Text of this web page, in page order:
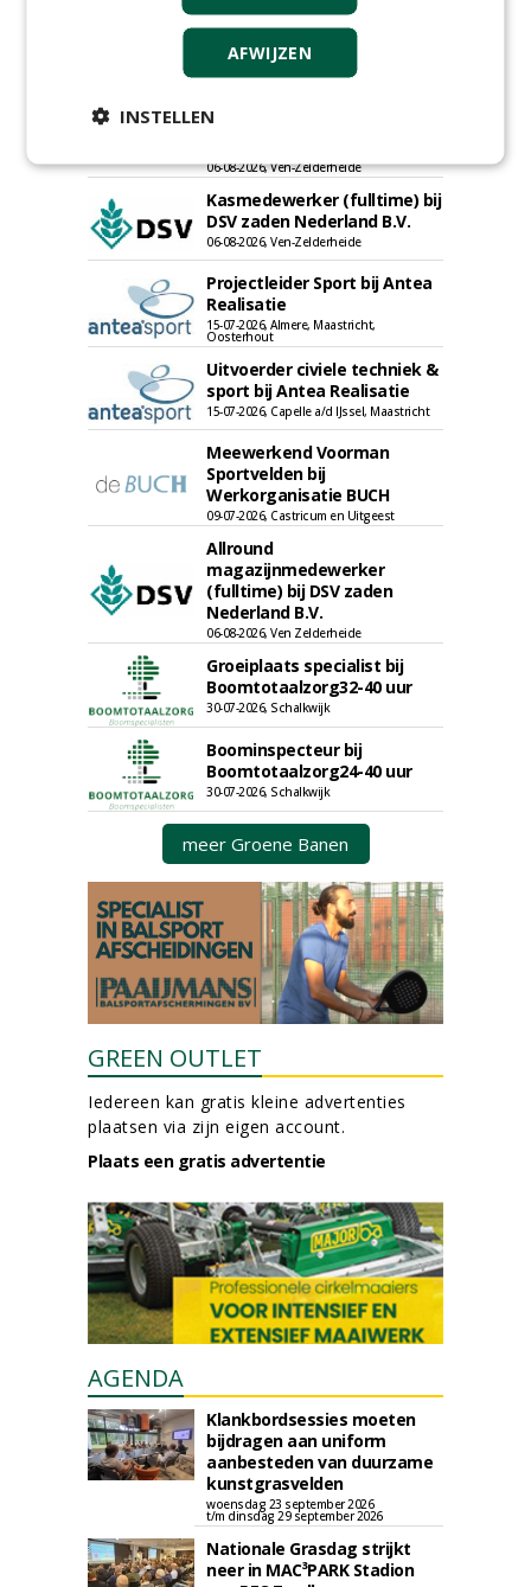
Proefveldmedewerker/
landbouwmachines bij DSV
06-08-2026, Ven-Zelderheide
Kasmedewerker (fulltime) bij
DSV zaden Nederland B.V.
06-08-2026, Ven-Zelderheide
Projectleider Sport bij Antea
Realisatie
15-07-2026, Almere, Maastricht,
Oosterhout
Uitvoerder civiele techniek &
sport bij Antea Realisatie
15-07-2026, Capelle a/d IJssel, Maastricht
Meewerkend Voorman
Sportvelden bij
Werkorganisatie BUCH
09-07-2026, Castricum en Uitgeest
Allround
magazijnmedewerker
(fulltime) bij DSV zaden
Nederland B.V.
06-08-2026, Ven Zelderheide
Groeiplaats specialist bij
Boomtotaalzorg32-40 uur
30-07-2026, Schalkwijk
Boominspecteur bij
Boomtotaalzorg24-40 uur
30-07-2026, Schalkwijk
meer Groene Banen
GREEN OUTLET
Iedereen kan gratis kleine advertenties
plaatsen via zijn eigen account.
Plaats een gratis advertentie
AGENDA
Klankbordsessies moeten
bijdragen aan uniform
aanbesteden van duurzame
kunstgrasvelden
woensdag 23 september 2026
t/m dinsdag 29 september 2026
Nationale Grasdag strijkt
neer in MAC³PARK Stadion
AFWIJZEN
INSTELLEN